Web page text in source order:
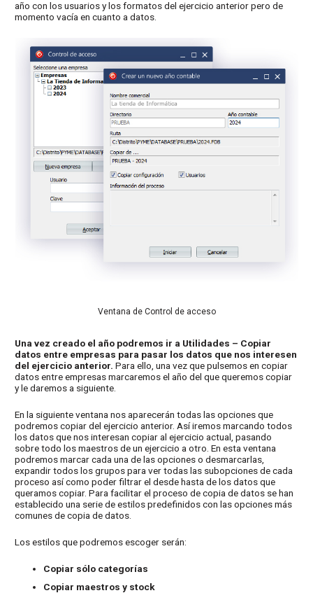
año con los usuarios y los formatos del ejercicio anterior pero de
momento vacía en cuanto a datos.
Ventana de Control de acceso
Una vez creado el año podremos ir a Utilidades – Copiar
datos entre empresas para pasar los datos que nos interesen
del ejercicio anterior. Para ello, una vez que pulsemos en copiar
datos entre empresas marcaremos el año del que queremos copiar
y le daremos a siguiente.
En la siguiente ventana nos aparecerán todas las opciones que
podremos copiar del ejercicio anterior. Así iremos marcando todos
los datos que nos interesan copiar al ejercicio actual, pasando
sobre todo los maestros de un ejercicio a otro. En esta ventana
podremos marcar cada una de las opciones o desmarcarlas,
expandir todos los grupos para ver todas las subopciones de cada
proceso así como poder filtrar el desde hasta de los datos que
queramos copiar. Para facilitar el proceso de copia de datos se han
establecido una serie de estilos predefinidos con las opciones más
comunes de copia de datos.
Los estilos que podremos escoger serán:
Copiar sólo categorías
Copiar maestros y stock